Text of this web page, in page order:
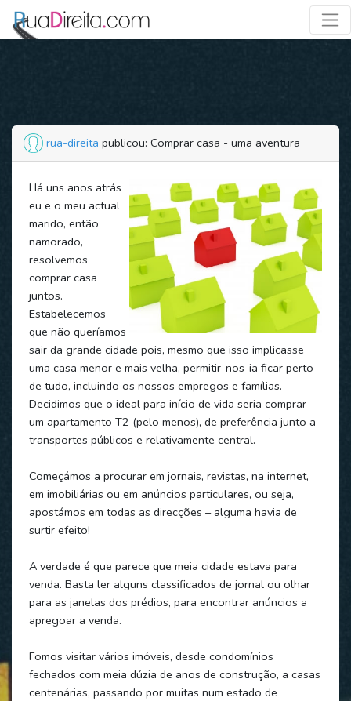
rua-direita publicou: Comprar casa - uma aventura
Há uns anos atrás
eu e o meu actual
marido, então
namorado,
resolvemos
comprar casa
juntos.
Estabelecemos
que não queríamos
sair da grande cidade pois, mesmo que isso implicasse
uma casa menor e mais velha, permitir-nos-ia ficar perto
de tudo, incluindo os nossos empregos e famílias.
Decidimos que o ideal para início de vida seria comprar
um apartamento T2 (pelo menos), de preferência junto a
transportes públicos e relativamente central.
Começámos a procurar em jornais, revistas, na internet,
em imobiliárias ou em anúncios particulares, ou seja,
apostámos em todas as direcções – alguma havia de
surtir efeito!
A verdade é que parece que meia cidade estava para
venda. Basta ler alguns classificados de jornal ou olhar
para as janelas dos prédios, para encontrar anúncios a
apregoar a venda.
Fomos visitar vários imóveis, desde condomínios
fechados com meia dúzia de anos de construção, a casas
centenárias, passando por muitas num estado de